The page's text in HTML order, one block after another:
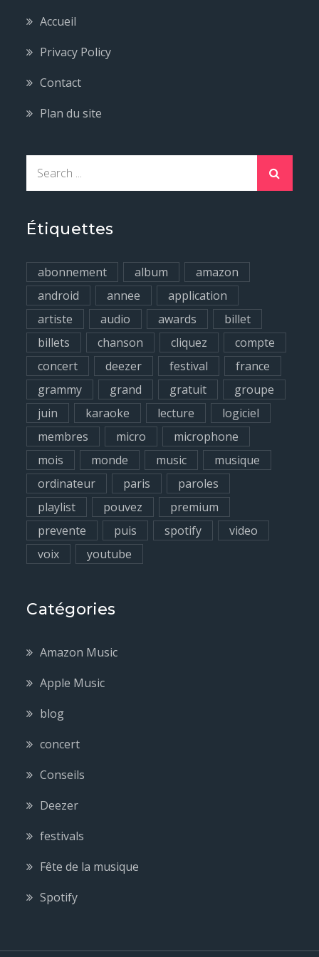
Accueil
Privacy Policy
Contact
Plan du site
r
h
f
o
Étiquettes
abonnement album
amazon
android
annee
application
artiste
audio awards
billet
billets
chanson cliquez
compte
concert
deezer festival
france
grammy
grand gratuit
groupe
juin
karaoke lecture
logiciel
membres
micro
microphone
mois
monde music
musique
ordinateur
paris
paroles
playlist
pouvez
premium
prevente
puis spotify
video
voix
youtube
Catégories
Amazon Music
Apple Music
blog
concert
Conseils
Deezer
festivals
Fête de la musique
Spotify